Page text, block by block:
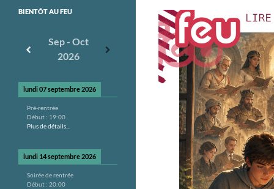
BIENTÔT AU FEU
Sep - Oct
2026
lundi 07 septembre 2026
Pré-rentrée
Début : 19:00
Plus de détails...
lundi 14 septembre 2026
Soirée de rentrée
Début : 20:00